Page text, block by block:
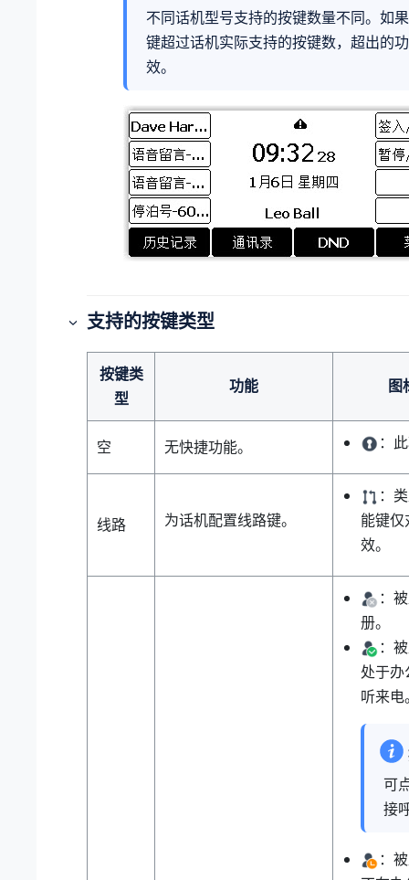
不同话机型号支持的按键数量不同。如
键超过话机实际支持的按键数，超出的
效。
支持的按键类型
按键类
型
功能 图
空 无快捷功能。 ：
线路 为话机配置线路键。
：
能键仅
效。
：
册。
：
处于
听来电
可
接
：